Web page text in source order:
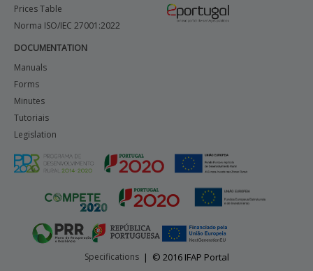
Prices Table
Norma ISO/IEC 27001:2022
DOCUMENTATION
Manuals
Forms
Minutes
Tutoriais
Legislation
Specifications| © 2016 IFAP Portal